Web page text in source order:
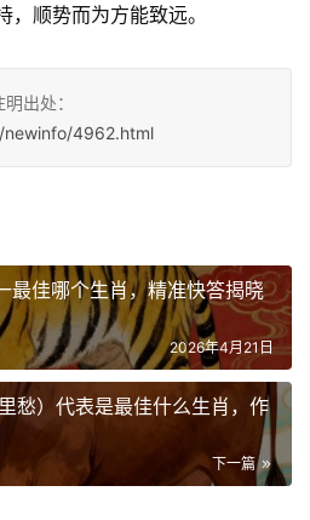
，顺势而为方能致远。
出处：
4962.html
最佳哪个生肖，精准快答揭晓
2026年4月21日
愁）代表是最佳什么生肖，作
下一篇